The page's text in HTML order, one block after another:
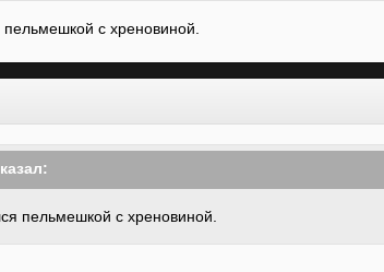
с хреновиной.
пельмешкой с хреновиной.